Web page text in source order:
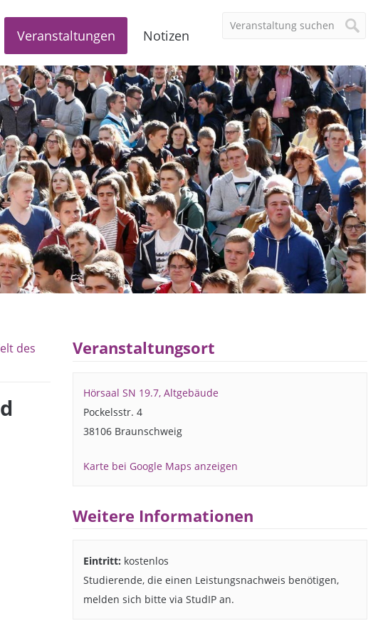
Veranstaltungen Notizen
des
Veranstaltungsort
Hörsaal SN 19.7, Altgebäude
Pockelsstr. 4
38106 Braunschweig
Karte bei Google Maps anzeigen
Weitere Informationen
Eintritt: kostenlos
Studierende, die einen Leistungsnachweis benötigen,
melden sich bitte via StudIP an.